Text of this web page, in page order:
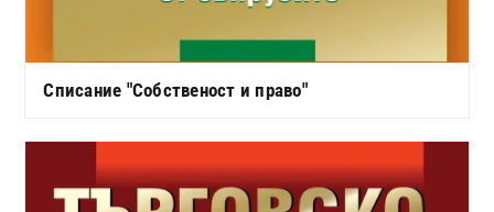
Списание "Собственост и право"